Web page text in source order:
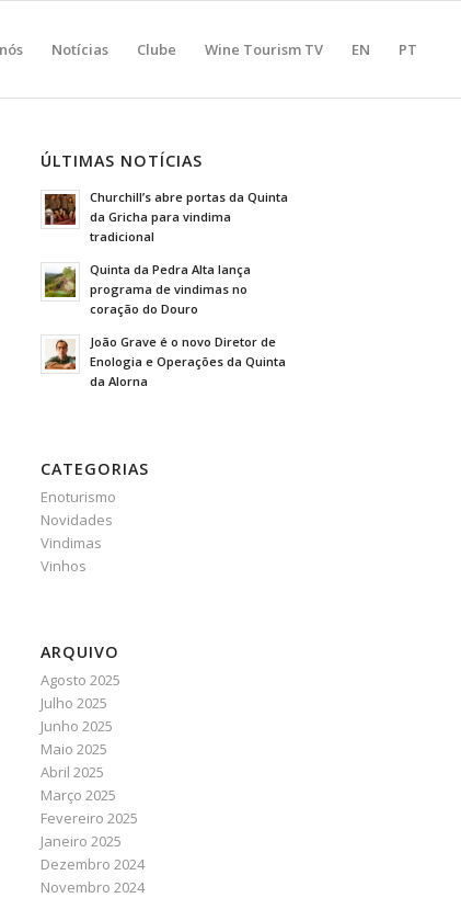
Notícias Clube Wine Tourism TV EN PT
ÚLTIMAS NOTÍCIAS
Churchill’s abre portas da Quinta
da Gricha para vindima
tradicional
Quinta da Pedra Alta lança
programa de vindimas no
coração do Douro
João Grave é o novo Diretor de
Enologia e Operações da Quinta
da Alorna
CATEGORIAS
Enoturismo
Novidades
Vindimas
Vinhos
ARQUIVO
Agosto 2025
Julho 2025
Junho 2025
Maio 2025
Abril 2025
Março 2025
Fevereiro 2025
Janeiro 2025
Dezembro 2024
Novembro 2024